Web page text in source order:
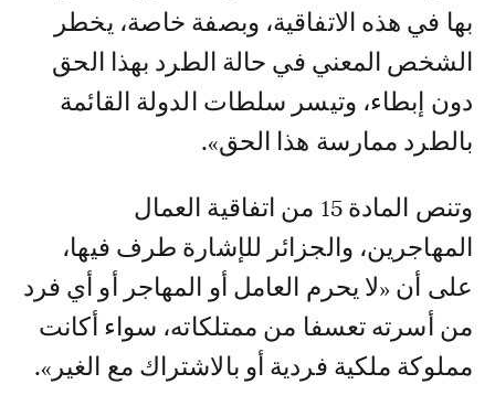
بها في هذه الاتفاقية، وبصفة خاصة، يخطر
الشخص المعني في حالة الطرد بهذا الحق
دون إبطاء، وتيسر سلطات الدولة القائمة
بالطرد ممارسة هذا الحق».
وتنص المادة 15 من اتفاقية العمال
المهاجرين، والجزائر للإشارة طرف فيها،
على أن «لا يحرم العامل أو المهاجر أو أي فرد
من أسرته تعسفا من ممتلكاته، سواء أكانت
مملوكة ملكية فردية أو بالاشتراك مع الغير».